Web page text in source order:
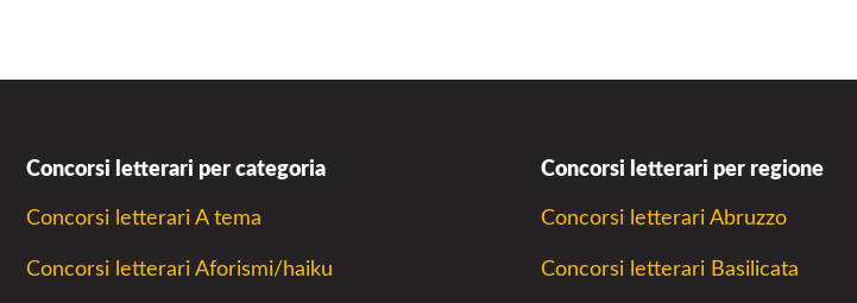
Concorsi letterari per categoria
Concorsi letterari A tema
Concorsi letterari Aforismi/haiku
Concorsi letterari per regione
Concorsi letterari Abruzzo
Concorsi letterari Basilicata